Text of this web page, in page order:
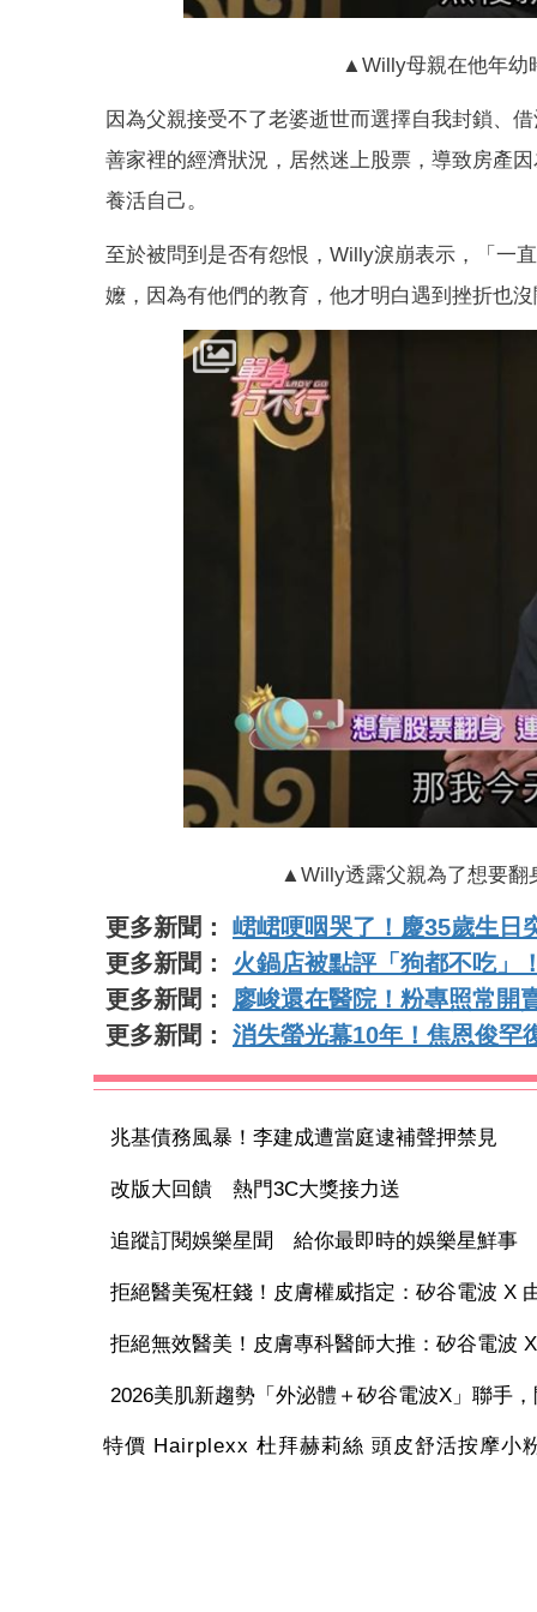
▲Willy母親在他年幼
因為父親接受不了老婆逝世而選擇自我封鎖、
善家裡的經濟狀況，居然迷上股票，導致房產
養活自己。
至於被問到是否有怨恨，Willy淚崩表示，「一
嬤，因為有他們的教育，他才明白遇到挫折也
▲Willy透露父親為了想要翻
更多新聞： 峮峮哽咽哭了！慶35歲生日
更多新聞： 火鍋店被點評「狗都不吃」
更多新聞： 廖峻還在醫院！粉專照常
更多新聞： 消失螢光幕10年！焦恩俊
兆基債務風暴！李建成遭當庭逮補聲押禁見
改版大回饋 熱門3C大獎接力送
追蹤訂閱娛樂星聞 給你最即時的娛樂星鮮事
拒絕醫美冤枉錢！皮膚權威指定：矽谷電波 X
拒絕無效醫美！皮膚專科醫師大推：矽谷電波
2026美肌新趨勢「外泌體＋矽谷電波X」聯手
特價 Hairplexx 杜拜赫莉絲 頭皮舒活按摩小